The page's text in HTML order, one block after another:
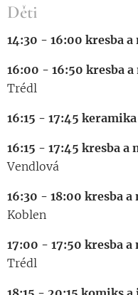
Děti
14:30 - 16:00 kresba a
16:00 - 16:50 kresba
Trédl
16:15 - 17:45 keramika
16:15 - 17:45 kresba a
Vendlová
16:30 - 18:00 kresba
Koblen
17:00 - 17:50 kresba
Trédl